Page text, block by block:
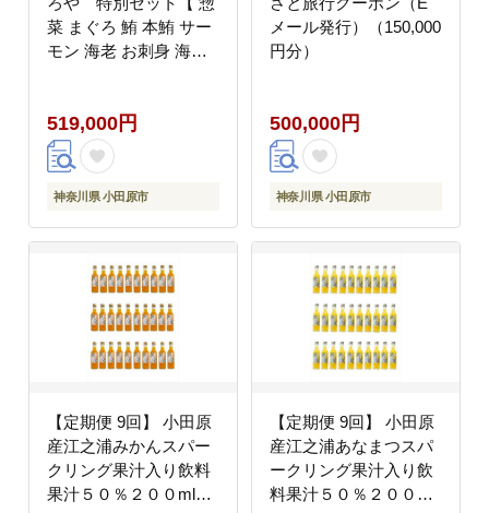
菜 まぐろ 鮪 本鮪 サー
モン 海老 お刺身 海鮮
お中元 お歳暮 父の日
母の日 贈り物 日本酒
焼酎 】【 神奈川県 小
田原市 】
519,000円
神奈川県 小田原市
メール発行）（150,000
円分）
500,000円
神奈川県 小田原市
【定期便 9回】 小田原
産江之浦みかんスパー
クリング果汁入り飲料
果汁５０％２００ml３
【定期便 9回】 小田原
産江之浦あなまつスパ
ークリング果汁入り飲
料果汁５０％２００ml